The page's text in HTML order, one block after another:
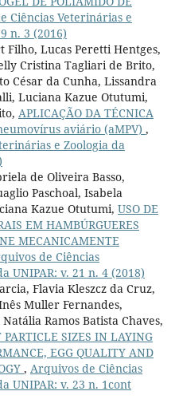
Ciências Veterinárias e
n. 3 (2016)
Lucas Peretti Hentges,
Cristina Tagliari de Brito,
César da Cunha, Lissandra
Luciana Kazue Otutumi,
APLICAÇÃO DA TÉCNICA
aviário (aMPV) ,
e Zoologia da
de Oliveira Basso,
Paschoal, Isabela
Kazue Otutumi, USO DE
EM HAMBÚRGUERES
MECANICAMENTE
de Ciências
UNIPAR: v. 21 n. 4 (2018)
Flavia Kleszcz da Cruz,
Muller Fernandes,
Ramos Batista Chaves,
SIZES IN LAYING
EGG QUALITY AND
, Arquivos de Ciências
UNIPAR: v. 23 n. 1cont